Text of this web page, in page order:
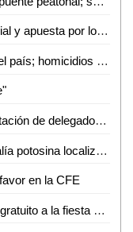
San Luis consolida su ascenso industrial y apuesta por los mercados del futuro
SLP, entre los estados más seguros del país; homicidios caen 81% en 2026
Sedesore reforzará vigilancia y capacitación de delegados rumbo al proceso electoral de 2027: Rosario Martínez
En los primeros 14 días de junio, Fiscalía potosina localizó a 35 personas en distintos municipios de la entidad
en la CFE
Gobierno del estado garantiza acceso gratuito a la fiesta mundialista para las familias potosinas: Sefin